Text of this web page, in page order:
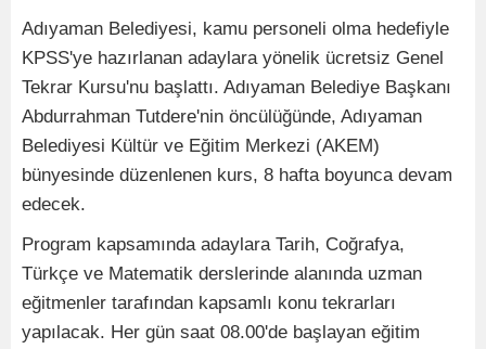
Adıyaman Belediyesi, kamu personeli olma hedefiyle
KPSS'ye hazırlanan adaylara yönelik ücretsiz Genel
Tekrar Kursu'nu başlattı. Adıyaman Belediye Başkanı
Abdurrahman Tutdere'nin öncülüğünde, Adıyaman
Belediyesi Kültür ve Eğitim Merkezi (AKEM)
bünyesinde düzenlenen kurs, 8 hafta boyunca devam
edecek.
Program kapsamında adaylara Tarih, Coğrafya,
Türkçe ve Matematik derslerinde alanında uzman
eğitmenler tarafından kapsamlı konu tekrarları
yapılacak. Her gün saat 08.00'de başlayan eğitim